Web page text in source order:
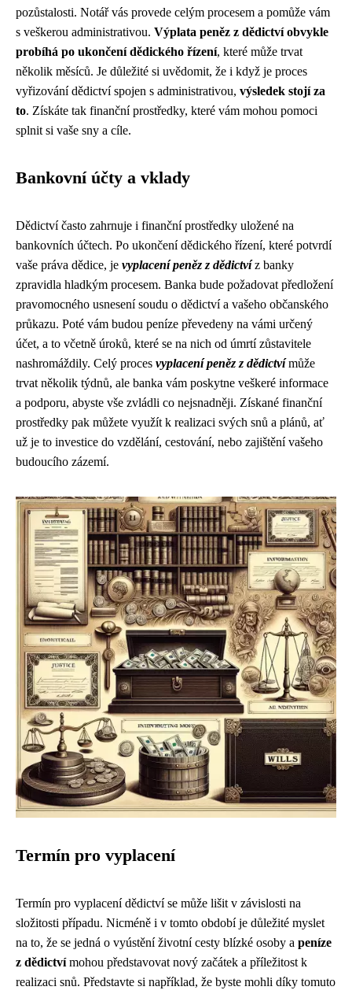
pozůstalosti. Notář vás provede celým procesem a pomůže vám
s veškerou administrativou. Výplata peněz z dědictví obvykle
probíhá po ukončení dědického řízení, které může trvat
několik měsíců. Je důležité si uvědomit, že i když je proces
vyřizování dědictví spojen s administrativou, výsledek stojí za
to. Získáte tak finanční prostředky, které vám mohou pomoci
splnit si vaše sny a cíle.
Bankovní účty a vklady
Dědictví často zahrnuje i finanční prostředky uložené na
bankovních účtech. Po ukončení dědického řízení, které potvrdí
vaše práva dědice, je vyplacení peněz z dědictvíz banky
zpravidla hladkým procesem. Banka bude požadovat předložení
pravomocného usnesení soudu o dědictví a vašeho občanského
průkazu. Poté vám budou peníze převedeny na vámi určený
účet, a to včetně úroků, které se na nich od úmrtí zůstavitele
nashromáždily. Celý proces vyplacení peněz z dědictvímůže
trvat několik týdnů, ale banka vám poskytne veškeré informace
a podporu, abyste vše zvládli co nejsnadněji. Získané finanční
prostředky pak můžete využít k realizaci svých snů a plánů, ať
už je to investice do vzdělání, cestování, nebo zajištění vašeho
budoucího zázemí.
Termín pro vyplacení
Termín pro vyplacení dědictví se může lišit v závislosti na
složitosti případu. Nicméně i v tomto období je důležité myslet
na to, že se jedná o vyústění životní cesty blízké osoby a peníze
z dědictvímohou představovat nový začátek a příležitost k
realizaci snů. Představte si například, že byste mohli díky tomuto